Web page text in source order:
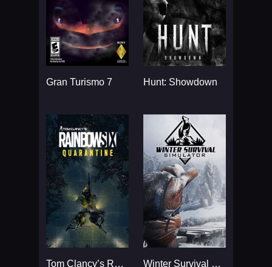
Gran Turismo 7 Hunt: Showdown
Tom Clancy’s Rainbow Six Winter Survival Simulator